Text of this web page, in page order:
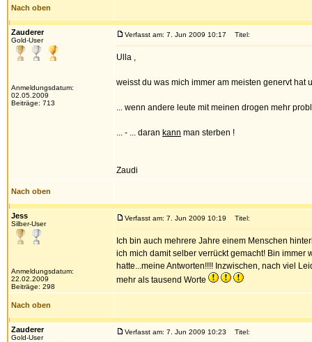
Nach oben
Zauderer
Gold-User
Anmeldungsdatum:
02.05.2009
Beiträge: 713
Verfasst am: 7. Jun 2009 10:17 Titel:
Ulla ,
weisst du was mich immer am meisten genervt hat
... wenn andere leute mit meinen drogen mehr
... - ... daran kann man sterben !
Zaudi
Nach oben
Jess
Silber-User
Anmeldungsdatum:
22.02.2009
Beiträge: 298
Verfasst am: 7. Jun 2009 10:19 Titel:
Ich bin auch mehrere Jahre einem Menschen
ich mich damit selber verrückt gemacht! Bin
hatte...meine Antworten!!!! Inzwischen, nach viel
mehr als tausend Worte
Nach oben
Zauderer
Gold-User
Verfasst am: 7. Jun 2009 10:23 Titel: